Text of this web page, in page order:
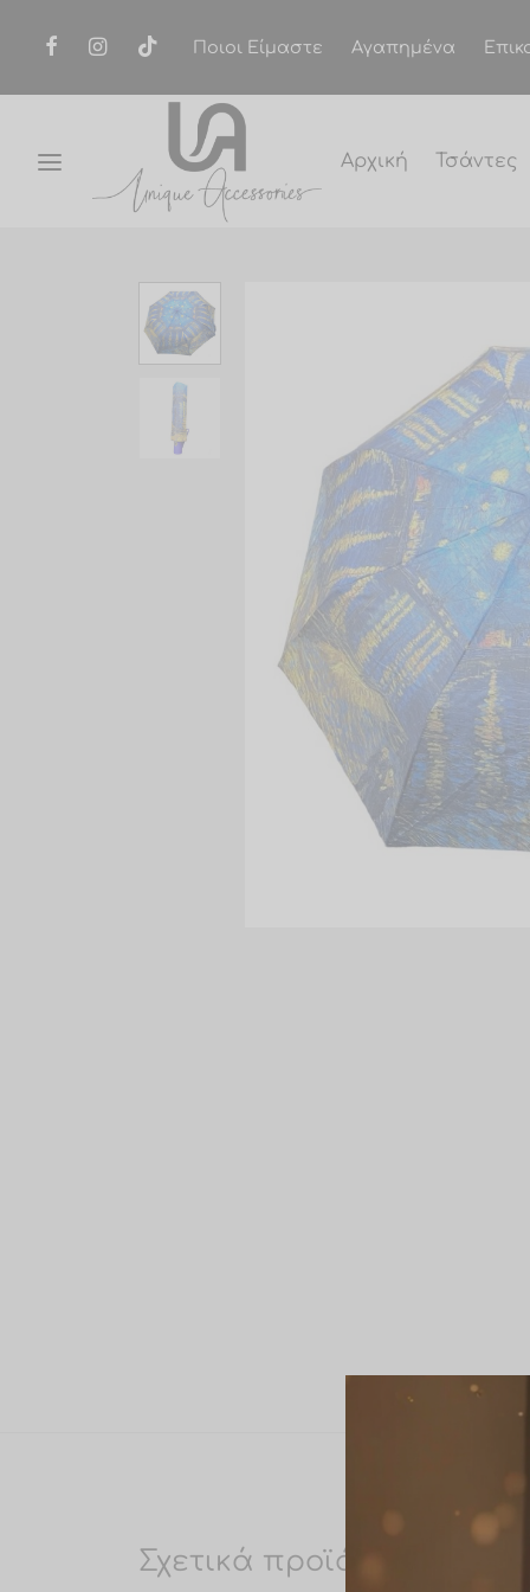
Ποιοι Είμαστε Αγαπημένα
Αρχική Τσάντες
Σχετικά προϊόντα